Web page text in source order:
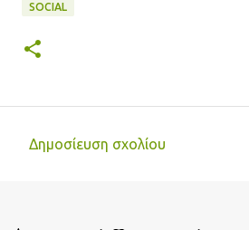
SOCIAL
Δημοσίευση σχολίου